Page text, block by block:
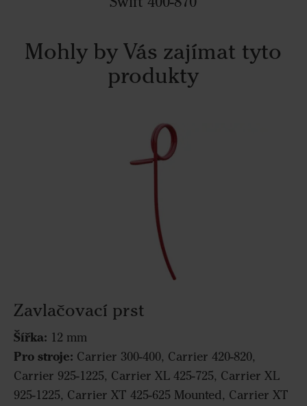
Mohly by Vás zajímat tyto
produkty
Zavlačovací prst
Šířka: 12 mm
Pro stroje: Carrier 300-400, Carrier 420-820,
Carrier 925-1225, Carrier XL 425-725, Carrier XL
925-1225, Carrier XT 425-625 Mounted, Carrier XT